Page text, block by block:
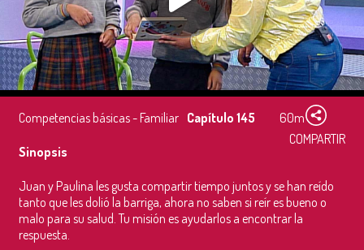
Competencias básicas - Familiar Capítulo 145
60m
COMPARTIR
Sinopsis
Juan y Paulina les gusta compartir tiempo juntos y se han reído
tanto que les dolió la barriga, ahora no saben si reír es bueno o
malo para su salud. Tu misión es ayudarlos a encontrar la
respuesta.